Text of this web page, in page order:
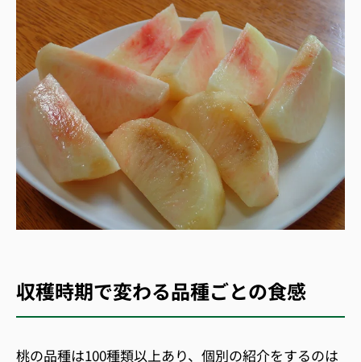
収穫時期で変わる品種ごとの食感
桃の品種は100種類以上あり、個別の紹介をするのは